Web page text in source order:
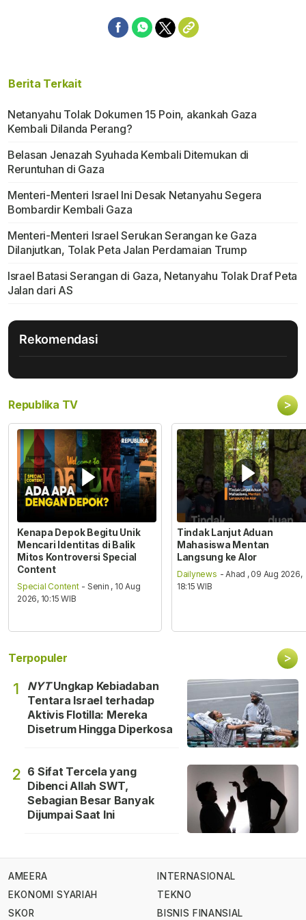
Berita Terkait
Netanyahu Tolak Dokumen 15 Poin, akankah Gaza
Kembali Dilanda Perang?
Belasan Jenazah Syuhada Kembali Ditemukan di
Reruntuhan di Gaza
Menteri-Menteri Israel Ini Desak Netanyahu Segera
Bombardir Kembali Gaza
Menteri-Menteri Israel Serukan Serangan ke Gaza
Dilanjutkan, Tolak Peta Jalan Perdamaian Trump
Israel Batasi Serangan di Gaza, Netanyahu Tolak Draf Peta
Jalan dari AS
Rekomendasi
Republika TV >
Kenapa Depok Begitu Unik
Mencari Identitas di Balik
Mitos Kontroversi Special
Content
Special Content - Senin , 10 Aug
2026, 10:15 WIB
Tindak Lanjut Aduan
Mahasiswa Mentan
Langsung ke Alor
Dailynews - Ahad , 09 Aug 2026,
18:15 WIB
Terpopuler >
1 NYTUngkap Kebiadaban
Tentara Israel terhadap
Aktivis Flotilla: Mereka
Disetrum Hingga Diperkosa
2 6 Sifat Tercela yang
Dibenci Allah SWT,
Sebagian Besar Banyak
Dijumpai Saat Ini
AMEERA
EKONOMI SYARIAH
SKOR
INTERNASIONAL
TEKNO
BISNIS FINANSIAL